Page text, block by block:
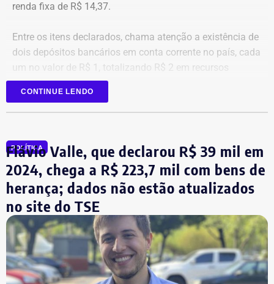
renda fixa de R$ 14,37.
Entre os itens declarados, chama atenção a existência de
dois depósitos bancários em conta corrente no país, cada
um no valor de R$ 1, totalizando R$ 2 em recursos
mantidos em contas correntes.
A tenente-coronel da Polícia Militar Erigreyce Monteiro
em bens, relativos a um apartamento.
CONTINUE LENDO
POLÍTICA
Flávio Valle, que declarou R$ 39 mil em
2024, chega a R$ 223,7 mil com bens de
herança; dados não estão atualizados
no site do TSE